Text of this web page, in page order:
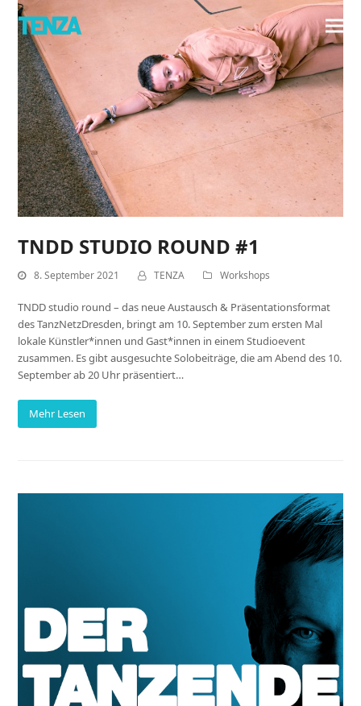
TNDD STUDIO ROUND #1
8. September 2021 TENZA Workshops
TNDD studio round – das neue Austausch & Präsentationsformat
des TanzNetzDresden, bringt am 10. September zum ersten Mal
lokale Künstler*innen und Gast*innen in einem Studioevent
zusammen. Es gibt ausgesuchte Solobeiträge, die am Abend des 10.
September ab 20 Uhr präsentiert…
Mehr Lesen